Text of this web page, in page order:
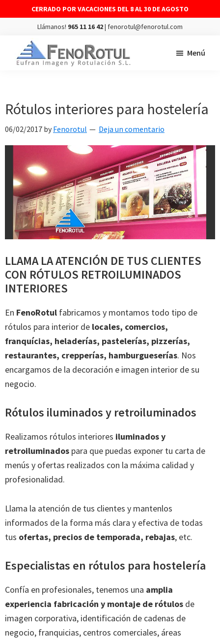
CERRADO POR VACACIONES DEL 8 AL 30 DE AGOSTO
Llámanos! 965 11 16 42| fenorotul@fenorotul.com
páginamontaje
de
rótulos
y
vinilos
Menú
Rótulos interiores para hostelería
06/02/2017 by Fenorotul Deja un comentario
LLAMA LA ATENCIÓN DE TUS CLIENTES
CON RÓTULOS RETROILUMINADOS
INTERIORES
En FenoRotul fabricamos y montamos todo tipo de
rótulos para interior de locales, comercios,
franquícias, heladerías, pastelerías, pizzerías,
restaurantes, crepperías, hamburgueserías. Nos
encargamos de la decoración e imagen interior de su
negocio.
Rótulos iluminados y retroiluminados
Realizamos rótulos interiores iluminados y
retroiluminados para que puedas exponer tu carta de
menús y ofertas realizados con la máxima calidad y
profesionalidad.
Llama la atención de tus clientes y mantenlos
informados de la forma más clara y efectiva de todas
tus ofertas, precios de temporada, rebajas, etc.
Especialistas en rótulos para hostelería
Confía en profesionales, tenemos una amplia
experiencia fabricación y montaje de rótulos de
imagen corporativa, identificación de cadenas de
negocio, franquicias, centros comerciales, áreas